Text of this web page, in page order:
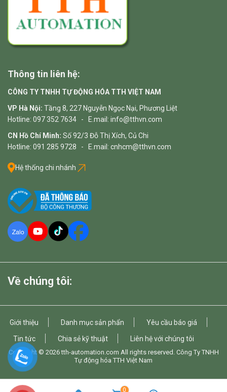
Thông tin liên hệ:
CÔNG TY TNHH TỰ ĐỘNG HÓA TTH VIỆT NAM
VP Hà Nội: Tầng 8, 227 Nguyễn Ngọc Nại, Phương Liệt
Hotline: 097 352 7634 - E.mail: info@tthvn.com
CN Hồ Chí Minh: Số 92/3 Đỗ Thị Xích, Củ Chi
Hotline: 091 285 9728 - E.mail: cnhcm@tthvn.com
Hệ thống chi nhánh
Về chúng tôi:
Giới thiệu Danh mục sản phẩn
Yêu cầu báo giá
Tin tức
Chia sẻ kỹ thuật Liên hệ với chúng tôi
Copyright © 2026tth-automation.com All rights reserved. Công Ty TNHH
Tự động hóa TTH Việt Nam
0